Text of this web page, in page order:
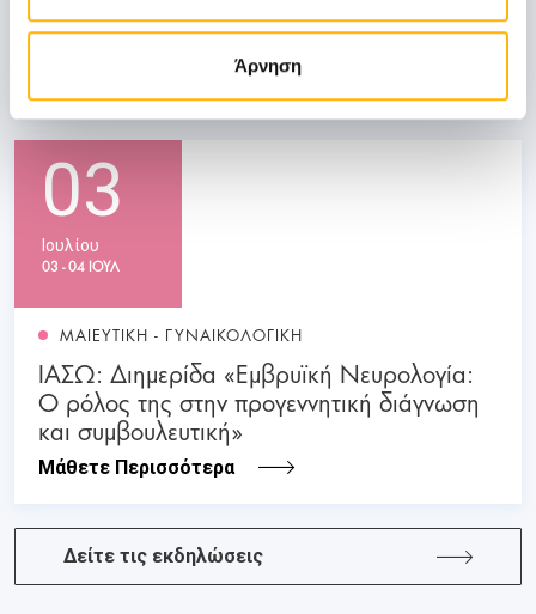
Άρνηση
ΙΑΣΩ: Ημερίδα «Ενδιαφέροντα θέματα
Λοιμώξεων»
03
Ιουλίου
03 - 04 ΙΟΥΛ
ΜΑΙΕΥΤΙΚΗ - ΓΥΝΑΙΚΟΛΟΓΙΚΗ
ΙΑΣΩ: Διημερίδα «Εμβρυϊκή Νευρολογία:
Ο ρόλος της στην προγεννητική διάγνωση
και συμβουλευτική»
Μάθετε Περισσότερα
Δείτε τις εκδηλώσεις